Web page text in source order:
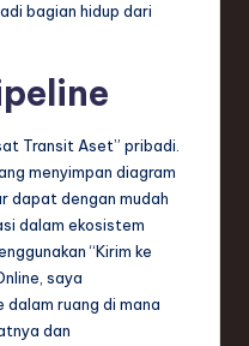
bagian hidup dari
Transit Aset” pribadi.
menyimpan diagram
dapat dengan mudah
dalam ekosistem
“Kirim ke
saya
ruang di mana
dan